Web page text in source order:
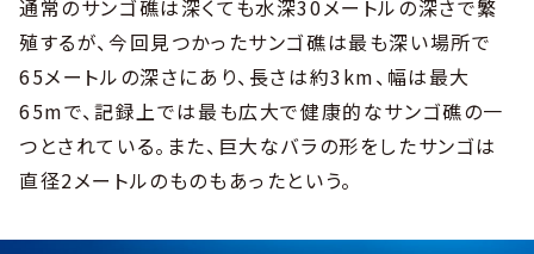
通常のサンゴ礁は深くても水深30メートルの深さで繁
殖するが、今回見つかったサンゴ礁は最も深い場所で
65メートルの深さにあり、長さは約3km、幅は最大
65mで、記録上では最も広大で健康的なサンゴ礁の一
つとされている。また、巨大なバラの形をしたサンゴは
直径2メートルのものもあったという。